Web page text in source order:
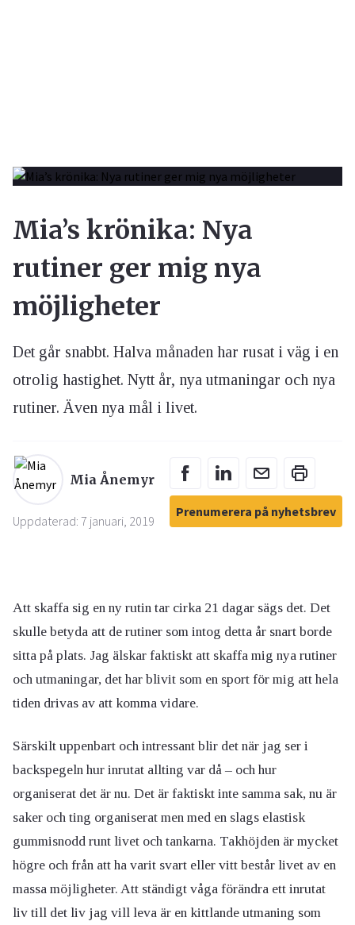
Mia’s krönika: Nya
rutiner ger mig nya
möjligheter
Det går snabbt. Halva månaden har rusat i väg i en
otrolig hastighet. Nytt år, nya utmaningar och nya
rutiner. Även nya mål i livet.
Mia Ånemyr
Uppdaterad: 7 januari, 2019
Prenumerera på nyhetsbrev
Att skaffa sig en ny rutin tar cirka 21 dagar sägs det. Det
skulle betyda att de rutiner som intog detta år snart borde
sitta på plats. Jag älskar faktiskt att skaffa mig nya rutiner
och utmaningar, det har blivit som en sport för mig att hela
tiden drivas av att komma vidare.
Särskilt uppenbart och intressant blir det när jag ser i
backspegeln hur inrutat allting var då – och hur
organiserat det är nu. Det är faktiskt inte samma sak, nu är
saker och ting organiserat men med en slags elastisk
gummisnodd runt livet och tankarna. Takhöjden är mycket
högre och från att ha varit svart eller vitt består livet av en
massa möjligheter. Att ständigt våga förändra ett inrutat
liv till det liv jag vill leva är en kittlande utmaning som